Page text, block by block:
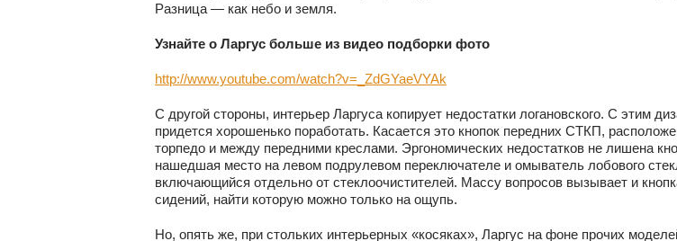
Разница — как небо и земля.
Узнайте о Ларгус больше из видео подборки фото
http://www.youtube.com/watch?v=_ZdGYaeVYAk
С другой стороны, интерьер Ларгуса копирует недостатки логановского. С этим
придется хорошенько поработать. Касается это кнопок передних СТКП,
торпедо и между передними креслами. Эргономических недостатков не лишена
нашедшая место на левом подрулевом переключателе и омыватель лобового
включающийся отдельно от стеклоочистителей. Массу вопросов вызывает и
сидений, найти которую можно только на ощупь.
Но, опять же, при стольких интерьерных «косяках», Ларгус на фоне прочих